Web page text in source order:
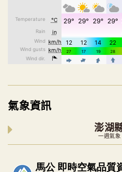
氣象資訊
澎湖
一週氣象
內嵌空氣品質小工具為